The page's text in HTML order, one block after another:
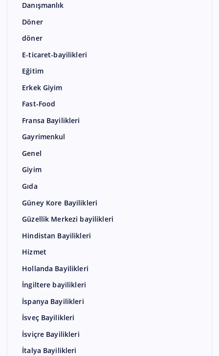
Danışmanlık
Döner
döner
E-ticaret-bayilikleri
Eğitim
Erkek Giyim
Fast-Food
Fransa Bayilikleri
Gayrimenkul
Genel
Giyim
Gıda
Güney Kore Bayilikleri
Güzellik Merkezi bayilikleri
Hindistan Bayilikleri
Hizmet
Hollanda Bayilikleri
İngiltere bayilikleri
İspanya Bayilikleri
İsveç Bayilikleri
İsviçre Bayilikleri
İtalya Bayilikleri